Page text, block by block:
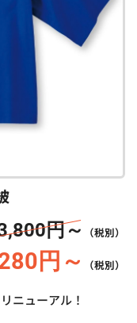
円～ （税別）
円～ （税別）
ニューアル！